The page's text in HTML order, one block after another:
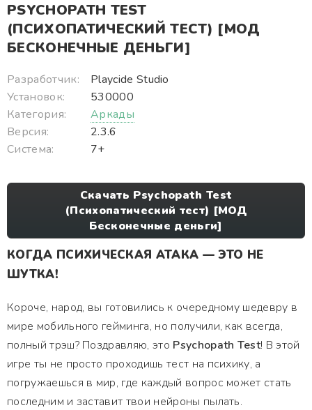
PSYCHOPATH TEST
(ПСИХОПАТИЧЕСКИЙ ТЕСТ) [МОД
БЕСКОНЕЧНЫЕ ДЕНЬГИ]
Разработчик:
Playcide Studio
Установок:
530000
Категория:
Аркады
Версия:
2.3.6
Система:
7+
Скачать Psychopath Test
(Психопатический тест) [МОД
Бесконечные деньги]
КОГДА ПСИХИЧЕСКАЯ АТАКА — ЭТО НЕ
ШУТКА!
Короче, народ, вы готовились к очередному шедевру в
мире мобильного гейминга, но получили, как всегда,
полный трэш? Поздравляю, это Psychopath Test! В этой
игре ты не просто проходишь тест на психику, а
погружаешься в мир, где каждый вопрос может стать
последним и заставит твои нейроны пылать.